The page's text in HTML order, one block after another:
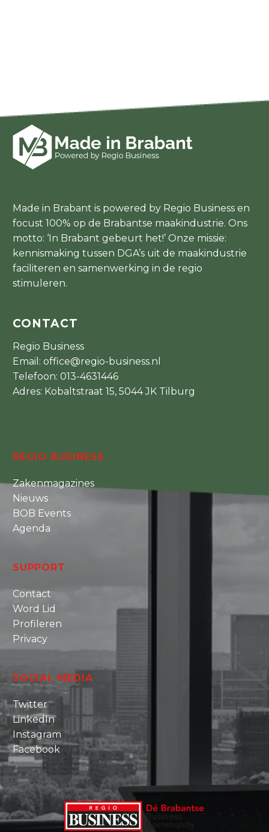
Made in Brabant is powered by Regio Business en
focust 100% op de Brabantse maakindustrie. Ons
motto: ‘In Brabant gebeurt het!’ Onze missie:
kennismaking tussen DGA’s uit de maakindustrie
faciliteren en samenwerking in de regio
stimuleren.
CONTACT
Regio Business
Email: office@regio-business.nl
Telefoon: 013-4631446
Adres: Kobaltstraat 15, 5044 JK Tilburg
REGIO BUSINESS
Zakenmagazines
Nieuws
BOB Events
Agenda
SUPPORT
Contact
Word Lid
Profileren
Privacy
SOCIAL MEDIA
Twitter
LinkedIn
Instagram
Facebook